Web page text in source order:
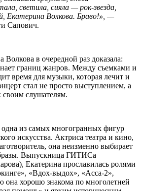
светила, сияла — рок-звезда,
Екатерина Волкова. Браво!», —
Сапович.
Волкова в очередной раз доказала:
границ жанров. Между съемками и
время для музыки, которая лечит и
стал не просто выступлением, а
слушателям.
из самых многогранных фигур
искусства. Актриса театра и кино,
она неизменно выбирает
Выпускница ГИТИСа
Екатерина прославилась ролями
«Вдох-выдох», «Асса-2»,
она хорошо знакома по многолетней